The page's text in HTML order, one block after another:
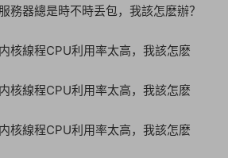
務器總是時不時丢包，我該怎麽辦？
核線程CPU利用率太高，我該怎麽
核線程CPU利用率太高，我該怎麽
核線程CPU利用率太高，我該怎麽